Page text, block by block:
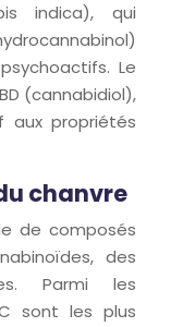
indica), qui
Le
(cannabidiol),
aux propriétés
chanvre
de composés
des
Parmi les
sont les plus